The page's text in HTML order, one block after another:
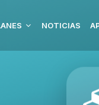
NOTICIAS